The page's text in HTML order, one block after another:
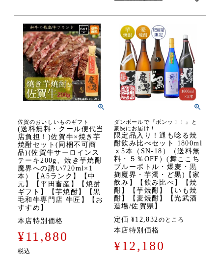
佐賀のおいしいものギフト
(送料無料・クール便代当
店負担！)佐賀牛×焼き芋
焼酎セット(同梱不可商
品)(佐賀牛サーロインス
テーキ200g、焼き芋焼酎
魔界への誘い720ml×1
本）【A5ランク】【中
元】【平田畜産】【焼酎
ギフト】【芋焼酎】【黒
毛和牛専門店 牛匠】【お
すすめ】
本店特別価格
¥11,880
税込
ダンボールで『ボンッ！！』と
豪快にお届け！
限定品入り！通も唸る焼
酎飲み比べセット 1800ml
ｘ5本（SN-18）（送料無
料・５％OFF）(舞ここち
ブルーボトル・爆麦・黒
麹魔界・芋濁・ど黒)【家
飲み】【飲み比べ】【焼
酎】【芋焼酎】【いも焼
酎】【麦焼酎】【光武酒
造場/佐賀県】
定価 ¥12,832 のところ
本店特別価格
¥12,180